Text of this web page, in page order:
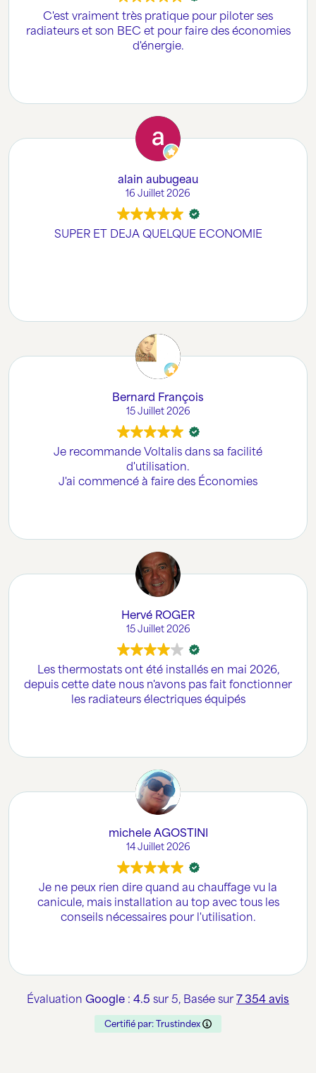
C'est vraiment très pratique pour piloter ses
radiateurs et son BEC et pour faire des économies
d'énergie.
alain aubugeau
16 Juillet 2026
SUPER ET DEJA QUELQUE ECONOMIE
Bernard François
15 Juillet 2026
Je recommande Voltalis dans sa facilité
d'utilisation.
J'ai commencé à faire des Économies
Hervé ROGER
15 Juillet 2026
Les thermostats ont été installés en mai 2026,
depuis cette date nous n'avons pas fait fonctionner
les radiateurs électriques équipés
michele AGOSTINI
14 Juillet 2026
Je ne peux rien dire quand au chauffage vu la
canicule, mais installation au top avec tous les
conseils nécessaires pour l'utilisation.
Évaluation Google : 4.5 sur 5, Basée sur 7 354 avis
Certifié par: Trustindex